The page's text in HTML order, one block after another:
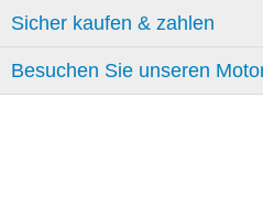
Sicher kaufen & zahlen
Besuchen Sie unseren